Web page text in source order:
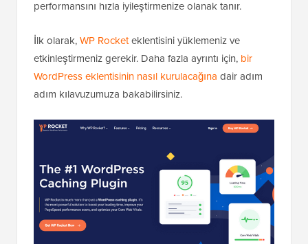
performansını hızla iyileştirmenize olanak tanır.
İlk olarak,WP Rocketeklentisini yüklemeniz ve
etkinleştirmeniz gerekir. Daha fazla ayrıntı için, bir
WordPress eklentisinin nasıl kurulacağına dair adım
adım kılavuzumuza bakabilirsiniz.